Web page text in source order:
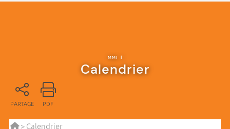
MMI |
Calendrier
PARTAGE PDF
> Calendrier